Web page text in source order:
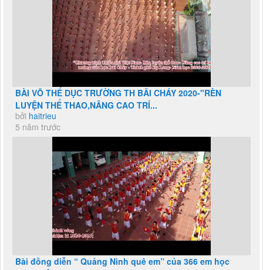
BÀI VÕ THỂ DỤC TRƯỜNG TH BÃI CHÁY 2020-"RÈN
LUYỆN THỂ THAO,NÂNG CAO TRÍ...
bởi haitrieu
5 năm trước
Bài đồng diễn “ Quảng Ninh quê em” của 366 em học